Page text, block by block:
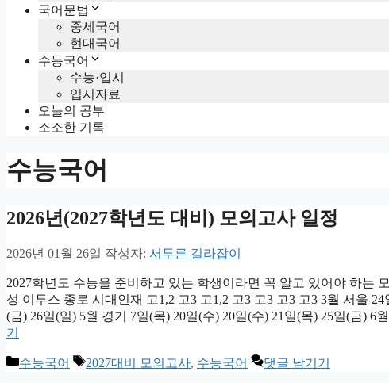
국어문법
중세국어
현대국어
수능국어
수능·입시
입시자료
오늘의 공부
소소한 기록
수능국어
2026년(2027학년도 대비) 모의고사 일정
2026년 01월 26일 작성자: 서투른 길라잡이
2027학년도 수능을 준비하고 있는 학생이라면 꼭 알고 있어야 하는
성 이투스 종로 시대인재 고1,2 고3 고1,2 고3 고3 고3 고3 3월 서울
(금) 26일(일) 5월 경기 7일(목) 20일(수) 20일(수) 21일(목) 25일(금)
기
카
수능국어
태
2027대비 모의고사, 수능국어 댓글 남기기